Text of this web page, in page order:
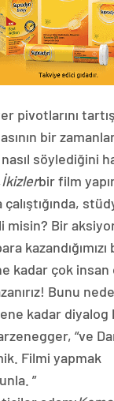
pivotlarını
bir
söylediğini
İkizlerbir film
Bir aksiyon
kadar çok
Bunu
kadar diyalog
“ve
Filmi yapmak
”